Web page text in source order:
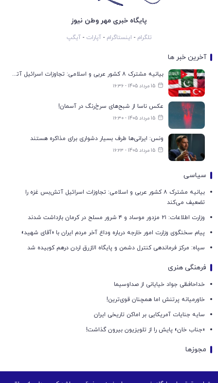
پایگاه خبری مهر وطن نیوز
تلگرام - اینستاگرام -آپارات -آیگپ
آخرین خبر ها
بیانیه مشترک ۸ کشور عربی و اسلامی: تجاوزات اسرائیل آتش‌بس غزه را تضعیف می‌کند
15 مرداد 1405 - ۱۶:۳۶
عکس ناسا از شبح‌های سرخ‌رنگ در آسمان!
15 مرداد 1405 - ۱۶:۳۰
ونس: ایرانی‌ها طرف بسیار دشواری برای مذاکره هستند
15 مرداد 1405 - ۱۶:۲۳
سیاسی
بیانیه مشترک ۸ کشور عربی و اسلامی: تجاوزات اسرائیل آتش‌بس غزه را
تضعیف می‌کند
وزارت اطلاعات: ۲۱ مزدور موساد و ۴ شرور مسلح در کرمان بازداشت شدند
پیام سخنگوی وزارت امور خارجه درباره وداع آخر مردم ایران با «آقای شهید»
سپاه: مرکز فرماندهی کنترل دشمن و پایگاه الازرق اردن درهم کوبیده شد
فرهنگی هنری
خداحافظی جواد خیایانی از صداوسیما
خاورمیانه پرتنش اما همچنان قوی‌ترین!
سایه جنایات آمریکایی بر اماکن تاریخی ایران
«جناب خان» پایش را از تلویزیون بیرون گذاشت!
مجوزها